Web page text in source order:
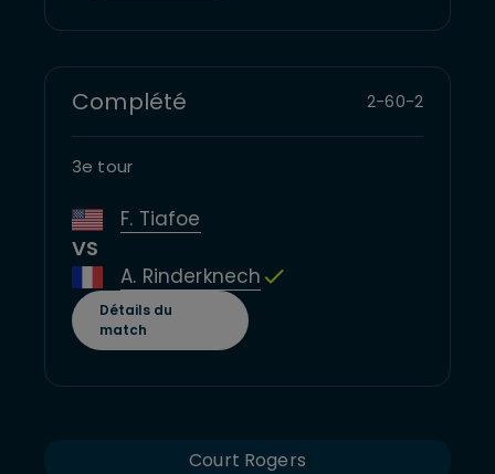
Complété 2-60-2
3e tour
F. Tiafoe
VS
A. Rinderknech
Détails du
match
Court Rogers